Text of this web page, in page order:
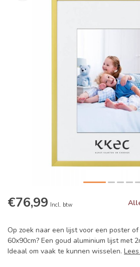
€76,99 Incl. btw
Op zoek naar een lijst voor een poster
60x90cm? Een goud aluminium lijst met
Ideaal om vaak te kunnen wisselen.